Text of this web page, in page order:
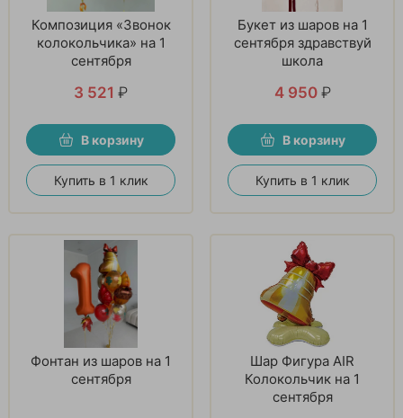
Композиция «Звонок
колокольчика» на 1
сентября
3 521 ₽
В корзину
Купить в 1 клик
Букет из шаров на 1
сентября здравствуй
школа
4 950 ₽
В корзину
Купить в 1 клик
Фонтан из шаров на 1
сентября
Шар Фигура AIR
Колокольчик на 1
сентября